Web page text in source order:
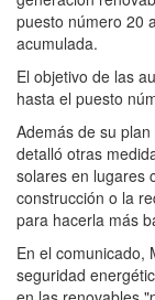
puesto número 20
acumulada.
El objetivo de las
hasta el puesto
Además de su
detalló otras
solares en lugares
construcción o la
para hacerla más
En el comunicado,
seguridad